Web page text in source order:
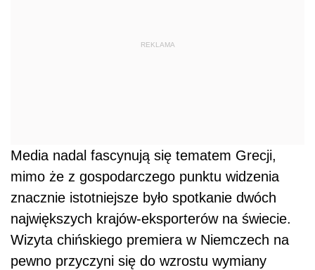
REKLAMA
Media nadal fascynują się tematem Grecji,
mimo że z gospodarczego punktu widzenia
znacznie istotniejsze było spotkanie dwóch
największych krajów-eksporterów na świecie.
Wizyta chińskiego premiera w Niemczech na
pewno przyczyni się do wzrostu wymiany